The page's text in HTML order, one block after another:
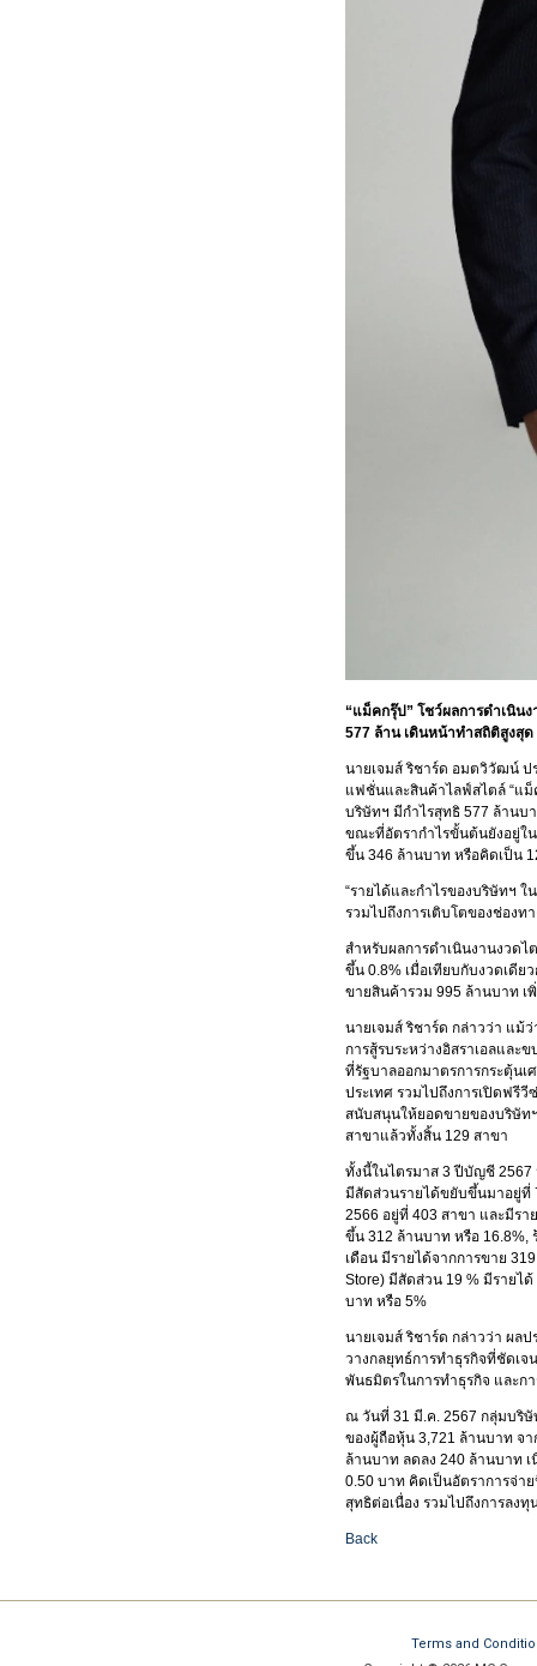
“แม็คกรุ๊ป” โชว์ผลการดำเนิน
577 ล้าน เดินหน้าทำสถิติสูงสุด
นายเจมส์ ริชาร์ด อมตวิวัฒน์ ป
แฟชั่นและสินค้าไลฟ์สไตล์ “แม็
บริษัทฯ มีกำไรสุทธิ 577 ล้านบ
ขณะที่อัตรากำไรขั้นต้นยังอยู่ใ
ขึ้น 346 ล้านบาท หรือคิดเป็น
“รายได้และกำไรของบริษัทฯ
รวมไปถึงการเติบโตของช่องท
สำหรับผลการดำเนินงานงวด
ขึ้น 0.8% เมื่อเทียบกับงวดเดี
ขายสินค้ารวม 995 ล้านบาท เ
นายเจมส์ ริชาร์ด กล่าวว่า แม้
การสู้รบระหว่างอิสราเอลแล
ที่รัฐบาลออกมาตรการกระตุ้นเ
ประเทศ รวมไปถึงการเปิดฟรี
สนับสนุนให้ยอดขายของบริษัทฯ
สาขาแล้วทั้งสิ้น 129 สาขา
ทั้งนี้ในไตรมาส 3 ปีบัญชี 2567
มีสัดส่วนรายได้ขยับขึ้นมาอยู่ที่
2566 อยู่ที่ 403 สาขา และมีร
ขึ้น 312 ล้านบาท หรือ 16.8%,
เดือน มีรายได้จากการขาย
Store) มีสัดส่วน 19 % มีรายไ
บาท หรือ 5%
นายเจมส์ ริชาร์ด กล่าวว่า ผล
วางกลยุทธ์การทำธุรกิจที่ชัดเ
พันธมิตรในการทำธุรกิจ และก
ณ วันที่ 31 มี.ค. 2567 กลุ่มบริษั
ของผู้ถือหุ้น 3,721 ล้านบาท จ
ล้านบาท ลดลง 240 ล้านบาท
0.50 บาท คิดเป็นอัตราการจ่า
สุทธิต่อเนื่อง รวมไปถึงการลง
Back
Terms and